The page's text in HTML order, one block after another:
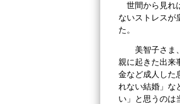
世間から見れ
ないストレスが
た。
美智子さま
親に起きた出来
金など成人した
れない結婚」な
い」と思うのは